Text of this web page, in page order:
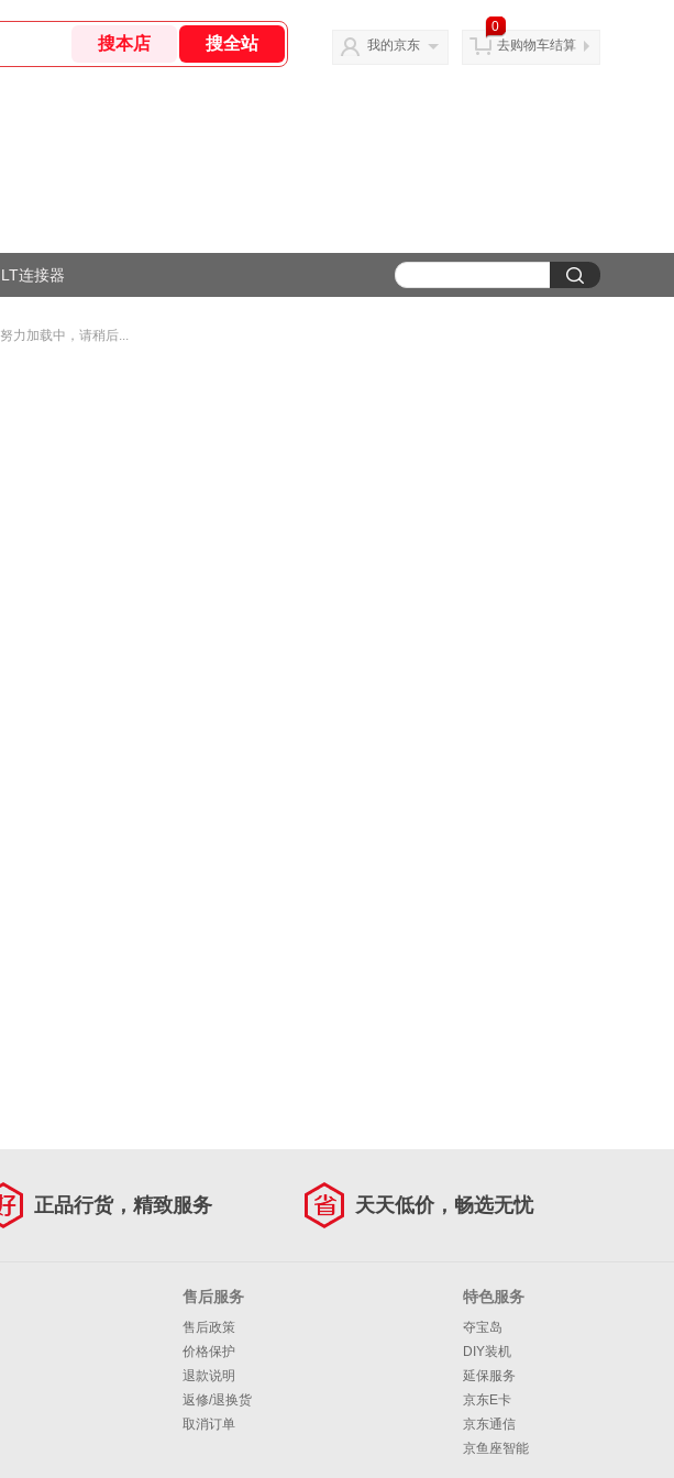
我的京东
0
去购物车结算
LT连接器
努力加载中，请稍后...
正品行货，精致服务 天天低价，畅选无忧
售后服务
售后政策
价格保护
退款说明
返修/退换货
取消订单
特色服务
夺宝岛
DIY装机
延保服务
京东E卡
京东通信
京鱼座智能